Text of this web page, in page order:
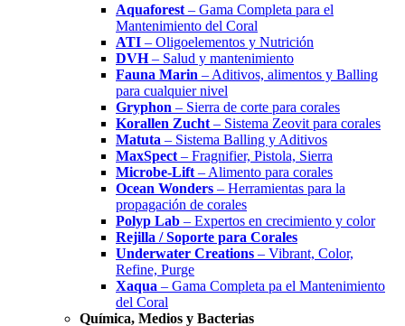
Aquaforest – Gama Completa para el
Mantenimiento del Coral
ATI – Oligoelementos y Nutrición
DVH– Salud y mantenimiento
Fauna Marin – Aditivos, alimentos y Balling
para cualquier nivel
Gryphon – Sierra de corte para corales
Korallen Zucht – Sistema Zeovit para corales
Matuta – Sistema Balling y Aditivos
MaxSpect – Fragnifier, Pistola, Sierra
Microbe-Lift – Alimento para corales
Ocean Wonders – Herramientas para la
propagación de corales
Polyp Lab – Expertos en crecimiento y color
Rejilla / Soporte para Corales
Underwater Creations – Vibrant, Color,
Refine, Purge
Xaqua – Gama Completa pa el Mantenimiento
del Coral
Química, Medios y Bacterias